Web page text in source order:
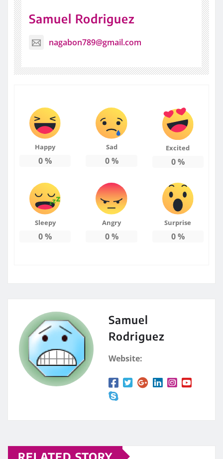
Samuel Rodriguez
nagabon789@gmail.com
Happy
0%
Sad
0%
Excited
0%
Sleepy
0%
Angry
0%
Surprise
0%
Samuel
Rodriguez
Website: